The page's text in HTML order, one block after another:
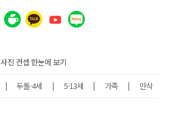
사진 컨셉 한눈에 보기
| 두돌-4세 | 5-13세 | 가족 | 만삭